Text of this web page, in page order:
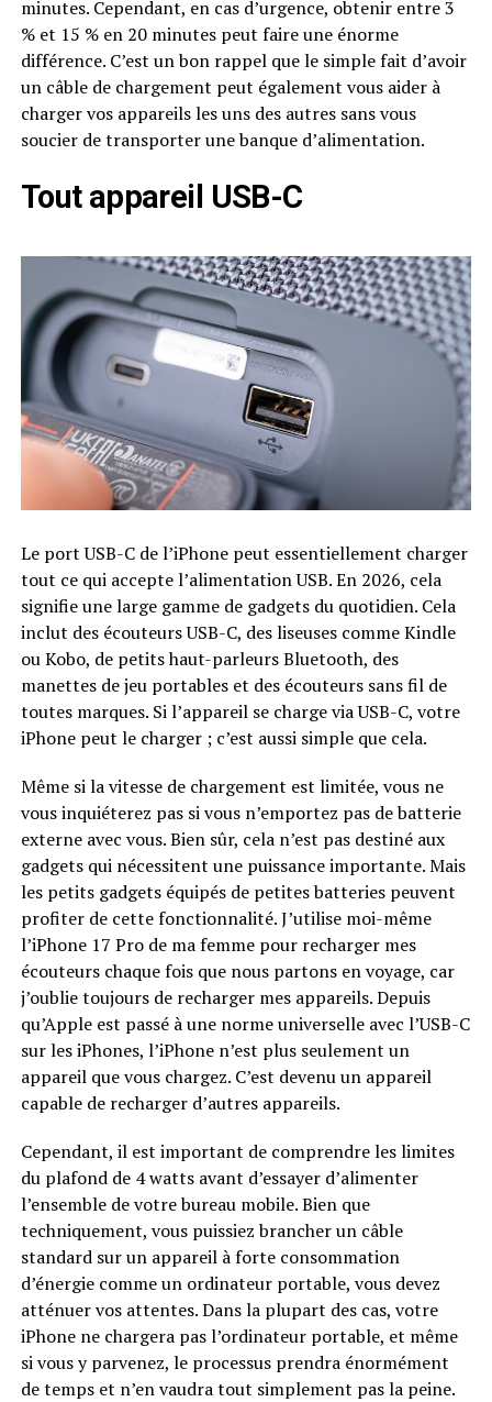
minutes. Cependant, en cas d’urgence, obtenir entre 3
% et 15 % en 20 minutes peut faire une énorme
différence. C’est un bon rappel que le simple fait d’avoir
un câble de chargement peut également vous aider à
charger vos appareils les uns des autres sans vous
soucier de transporter une banque d’alimentation.
Tout appareil USB-C
Le port USB-C de l’iPhone peut essentiellement charger
tout ce qui accepte l’alimentation USB. En 2026, cela
signifie une large gamme de gadgets du quotidien. Cela
inclut des écouteurs USB-C, des liseuses comme Kindle
ou Kobo, de petits haut-parleurs Bluetooth, des
manettes de jeu portables et des écouteurs sans fil de
toutes marques. Si l’appareil se charge via USB-C, votre
iPhone peut le charger ; c’est aussi simple que cela.
Même si la vitesse de chargement est limitée, vous ne
vous inquiéterez pas si vous n’emportez pas de batterie
externe avec vous. Bien sûr, cela n’est pas destiné aux
gadgets qui nécessitent une puissance importante. Mais
les petits gadgets équipés de petites batteries peuvent
profiter de cette fonctionnalité. J’utilise moi-même
l’iPhone 17 Pro de ma femme pour recharger mes
écouteurs chaque fois que nous partons en voyage, car
j’oublie toujours de recharger mes appareils. Depuis
qu’Apple est passé à une norme universelle avec l’USB-C
sur les iPhones, l’iPhone n’est plus seulement un
appareil que vous chargez. C’est devenu un appareil
capable de recharger d’autres appareils.
Cependant, il est important de comprendre les limites
du plafond de 4 watts avant d’essayer d’alimenter
l’ensemble de votre bureau mobile. Bien que
techniquement, vous puissiez brancher un câble
standard sur un appareil à forte consommation
d’énergie comme un ordinateur portable, vous devez
atténuer vos attentes. Dans la plupart des cas, votre
iPhone ne chargera pas l’ordinateur portable, et même
si vous y parvenez, le processus prendra énormément
de temps et n’en vaudra tout simplement pas la peine.